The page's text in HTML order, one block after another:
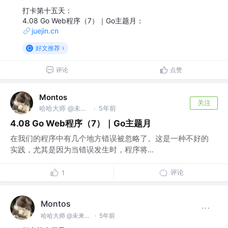
打卡第十五天：
4.08 Go Web程序（7）｜Go主题月：
juejin.cn
好文推荐
评论 点赞
Montos
哈哈大师 @未来无极限 · 5年前
关注
4.08 Go Web程序（7）｜Go主题月
在我们的程序中有几个地方错误被忽略了。这是一种不好的
实践，尤其是因为当错误发生时，程序将...
1 评论
Montos
哈哈大师 @未来无极限 · 5年前